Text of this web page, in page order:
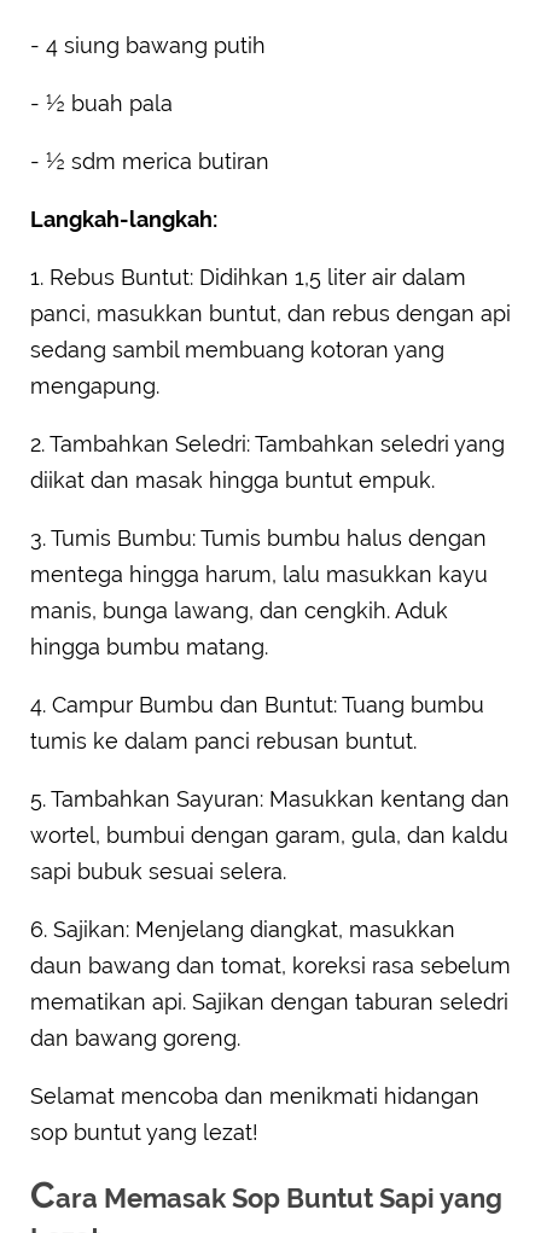
- 4 siung bawang putih
- ½ buah pala
- ½ sdm merica butiran
Langkah-langkah:
1. Rebus Buntut: Didihkan 1,5 liter air dalam
panci, masukkan buntut, dan rebus dengan api
sedang sambil membuang kotoran yang
mengapung.
2. Tambahkan Seledri: Tambahkan seledri yang
diikat dan masak hingga buntut empuk.
3. Tumis Bumbu: Tumis bumbu halus dengan
mentega hingga harum, lalu masukkan kayu
manis, bunga lawang, dan cengkih. Aduk
hingga bumbu matang.
4. Campur Bumbu dan Buntut: Tuang bumbu
tumis ke dalam panci rebusan buntut.
5. Tambahkan Sayuran: Masukkan kentang dan
wortel, bumbui dengan garam, gula, dan kaldu
sapi bubuk sesuai selera.
6. Sajikan: Menjelang diangkat, masukkan
daun bawang dan tomat, koreksi rasa sebelum
mematikan api. Sajikan dengan taburan seledri
dan bawang goreng.
Selamat mencoba dan menikmati hidangan
sop buntut yang lezat!
Cara Memasak Sop Buntut Sapi yang